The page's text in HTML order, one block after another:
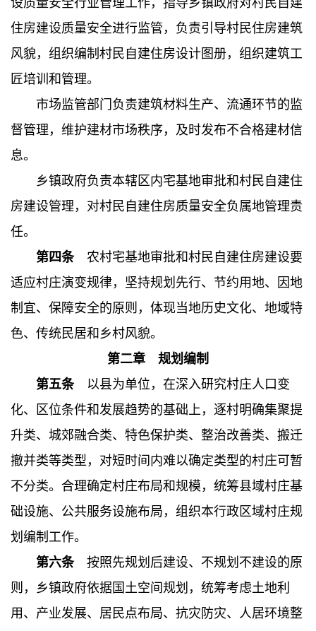
设质量安全行业管理工作，指导乡镇政府对村民自建
住房建设质量安全进行监管，负责引导村民住房建筑
风貌，组织编制村民自建住房设计图册，组织建筑工
匠培训和管理。
市场监管部门负责建筑材料生产、流通环节的监
督管理，维护建材市场秩序，及时发布不合格建材信
息。
乡镇政府负责本辖区内宅基地审批和村民自建住
房建设管理，对村民自建住房质量安全负属地管理责
任。
第四条农村宅基地审批和村民自建住房建设要
适应村庄演变规律，坚持规划先行、节约用地、因地
制宜、保障安全的原则，体现当地历史文化、地域特
色、传统民居和乡村风貌。
第二章 规划编制
第五条以县为单位，在深入研究村庄人口变
化、区位条件和发展趋势的基础上，逐村明确集聚提
升类、城郊融合类、特色保护类、整治改善类、搬迁
撤并类等类型，对短时间内难以确定类型的村庄可暂
不分类。合理确定村庄布局和规模，统筹县域村庄基
础设施、公共服务设施布局，组织本行政区域村庄规
划编制工作。
第六条按照先规划后建设、不规划不建设的原
则，乡镇政府依据国土空间规划，统筹考虑土地利
用、产业发展、居民点布局、抗灾防灾、人居环境整